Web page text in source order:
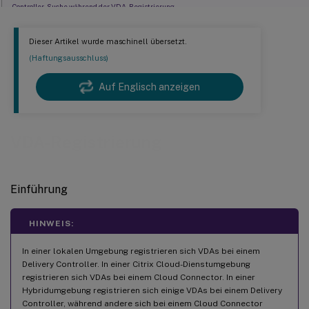
Dieser Artikel wurde maschinell übersetzt.
(Haftungsausschluss)
Auf Englisch anzeigen
Einführung
HINWEIS:
In einer lokalen Umgebung registrieren sich VDAs bei einem
Delivery Controller. In einer Citrix Cloud-Dienstumgebung
registrieren sich VDAs bei einem Cloud Connector. In einer
Hybridumgebung registrieren sich einige VDAs bei einem Delivery
Controller, während andere sich bei einem Cloud Connector
Controller-Suche während der VDA-Registrierung
Beheben von Problemen bei der VDA-Registrierung